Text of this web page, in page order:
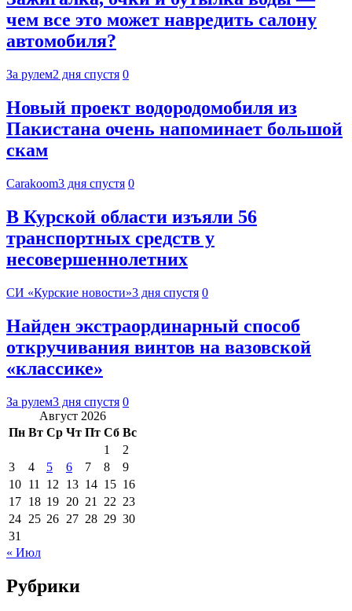
чем все это может навредить салону
автомобиля?
За рулем2 дня спустя 0
Новый проект водородомобиля из
Пакистана очень напоминает большой
скам
Carakoom3 дня спустя 0
В Курской области изъяли 56
транспортных средств у
несовершеннолетних
СИ «Курские новости»3 дня спустя 0
Найден экстраординарный способ
откручивания винтов на вазовской
«классике»
За рулем3 дня спустя 0
Август 2026
Пн Вт Ср Чт Пт Сб Вс
1
2
3
4 5 6 7 8
9
10 11 12 13 14 15 16
17 18 19 20 21 22 23
24 25 26 27 28 29 30
31
« Июл
Рубрики